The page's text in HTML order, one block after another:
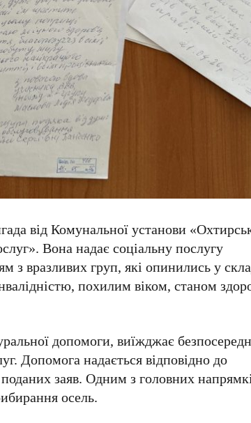
відКомунальної установи
. Вона надає соціальну послугу
з вразливих груп, які опинились у
похилим віком, станом
допомоги, виїжджає
Допомога надається відповідно до
поданих заяв. Одним з головних
осель.